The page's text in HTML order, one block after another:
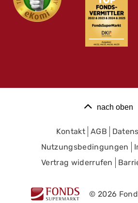
nach oben
Kontakt AGB
Nutzungsbedingungen
Vertrag widerrufen
© 2026